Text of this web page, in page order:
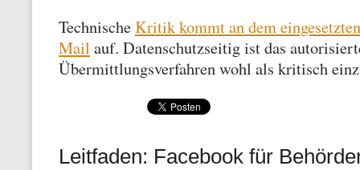
TechnischeKritik kommt an dem
Mail auf. Datenschutzseitig ist das
Übermittlungsverfahren wohl als kritisch
Leitfaden: Facebook für